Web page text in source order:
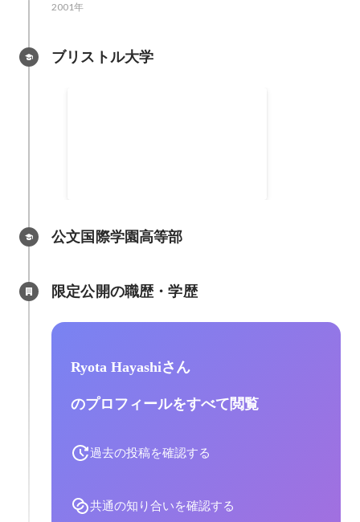
2001年
ブリストル大学
公文国際学園高等部
限定公開の職歴・学歴
Ryota Hayashiさん
のプロフィールをすべて閲覧
過去の投稿を確認する
共通の知り合いを確認する